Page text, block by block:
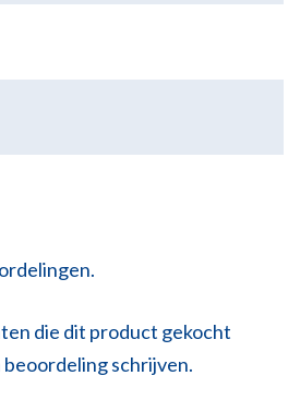
die dit product gekocht
schrijven.